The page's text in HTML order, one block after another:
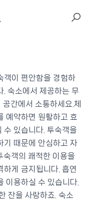
객이 편안함을 경험하
. 숙소에서 제공하는 무
간에서 소통하세요.체
예약하면 원활하고 효
수 있습니다. 투숙객을
기 때문에 안심하고 자
숙객의 쾌적한 이용을
게 금지됩니다. 흡연
이용하실 수 있습니다.
잔을 사랑하죠. 숙소